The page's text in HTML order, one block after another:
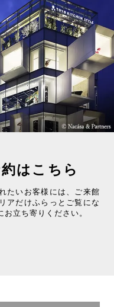
はこちら
たいお客様には、ご来館
アだけふらっとご覧にな
立ち寄りください。